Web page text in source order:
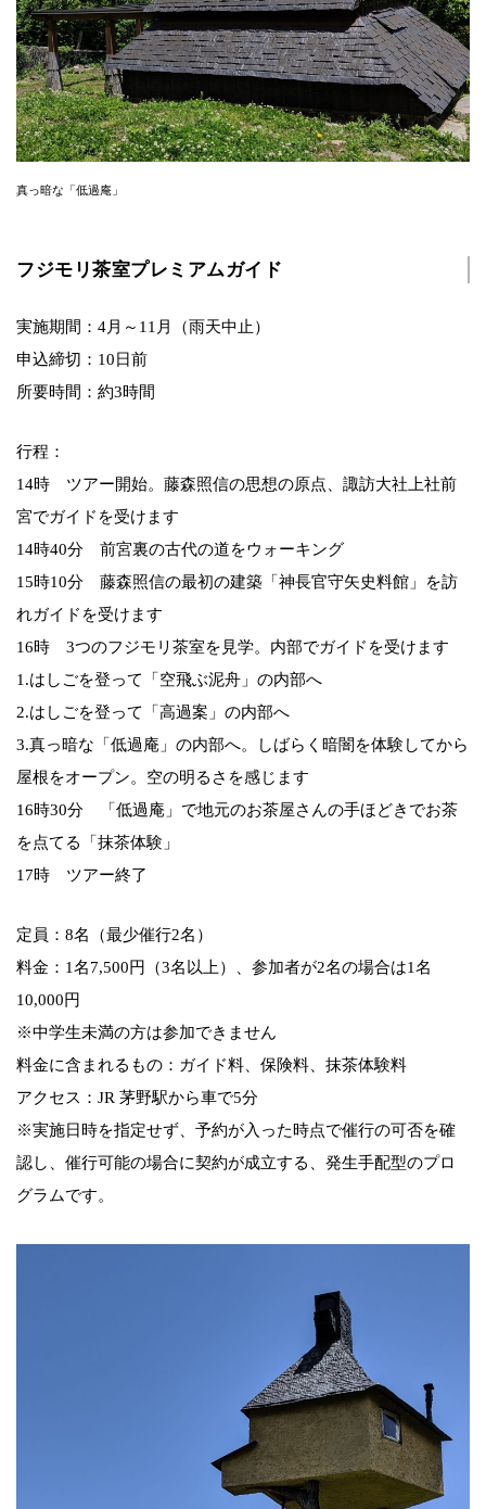
真っ暗な「低過庵」
フジモリ茶室プレミアムガイド
実施期間：4月～11月（雨天中止）
申込締切：10日前
所要時間：約3時間
行程：
14時 ツアー開始。藤森照信の思想の原点、諏訪大社上社前
宮でガイドを受けます
14時40分 前宮裏の古代の道をウォーキング
15時10分 藤森照信の最初の建築「神長官守矢史料館」を訪
れガイドを受けます
16時 3つのフジモリ茶室を見学。内部でガイドを受けます
1.はしごを登って「空飛ぶ泥舟」の内部へ
2.はしごを登って「高過案」の内部へ
3.真っ暗な「低過庵」の内部へ。しばらく暗闇を体験してから
屋根をオープン。空の明るさを感じます
16時30分 「低過庵」で地元のお茶屋さんの手ほどきでお茶
を点てる「抹茶体験」
17時 ツアー終了
定員：8名（最少催行2名）
料金：1名7,500円（3名以上）、参加者が2名の場合は1名
10,000円
※中学生未満の方は参加できません
料金に含まれるもの：ガイド料、保険料、抹茶体験料
アクセス：JR 茅野駅から車で5分
※実施日時を指定せず、予約が入った時点で催行の可否を確
認し、催行可能の場合に契約が成立する、発生手配型のプロ
グラムです。